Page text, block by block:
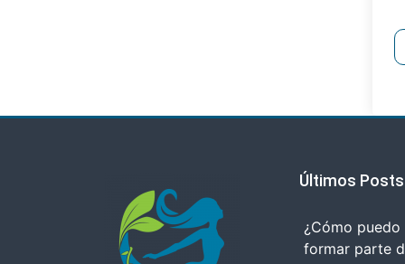
Últimos Posts
¿Cómo
formar parte